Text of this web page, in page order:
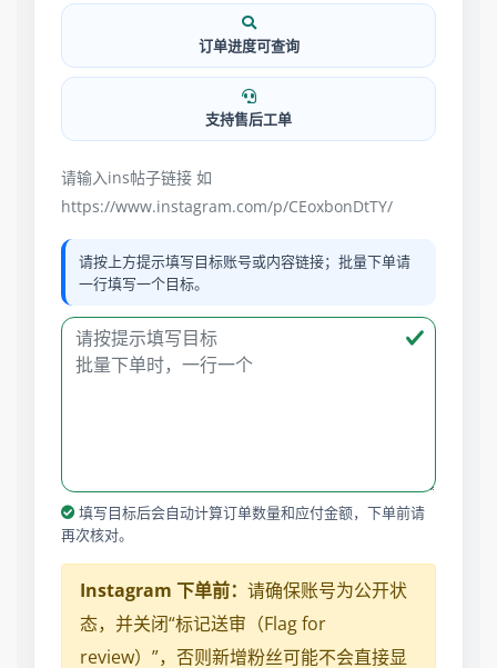
订单进度可查询
支持售后工单
请输入ins帖子链接 如
https://www.instagram.com/p/CEoxbonDtTY/
请按上方提示填写目标账号或内容链接；批量下单请
一行填写一个目标。
填写目标后会自动计算订单数量和应付金额，下单前请
再次核对。
Instagram 下单前： 请确保账号为公开状
态，并关闭“标记送审（Flag for
review）”，否则新增粉丝可能不会直接显